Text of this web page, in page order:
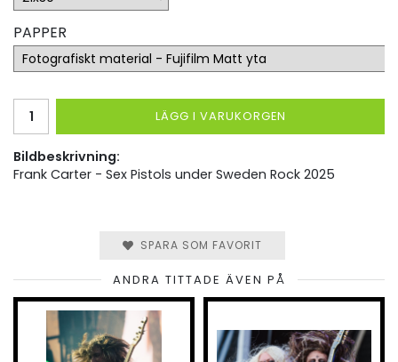
PAPPER
LÄGG I VARUKORGEN
Bildbeskrivning:
Frank Carter - Sex Pistols under Sweden Rock 2025
SPARA SOM FAVORIT
ANDRA TITTADE ÄVEN PÅ